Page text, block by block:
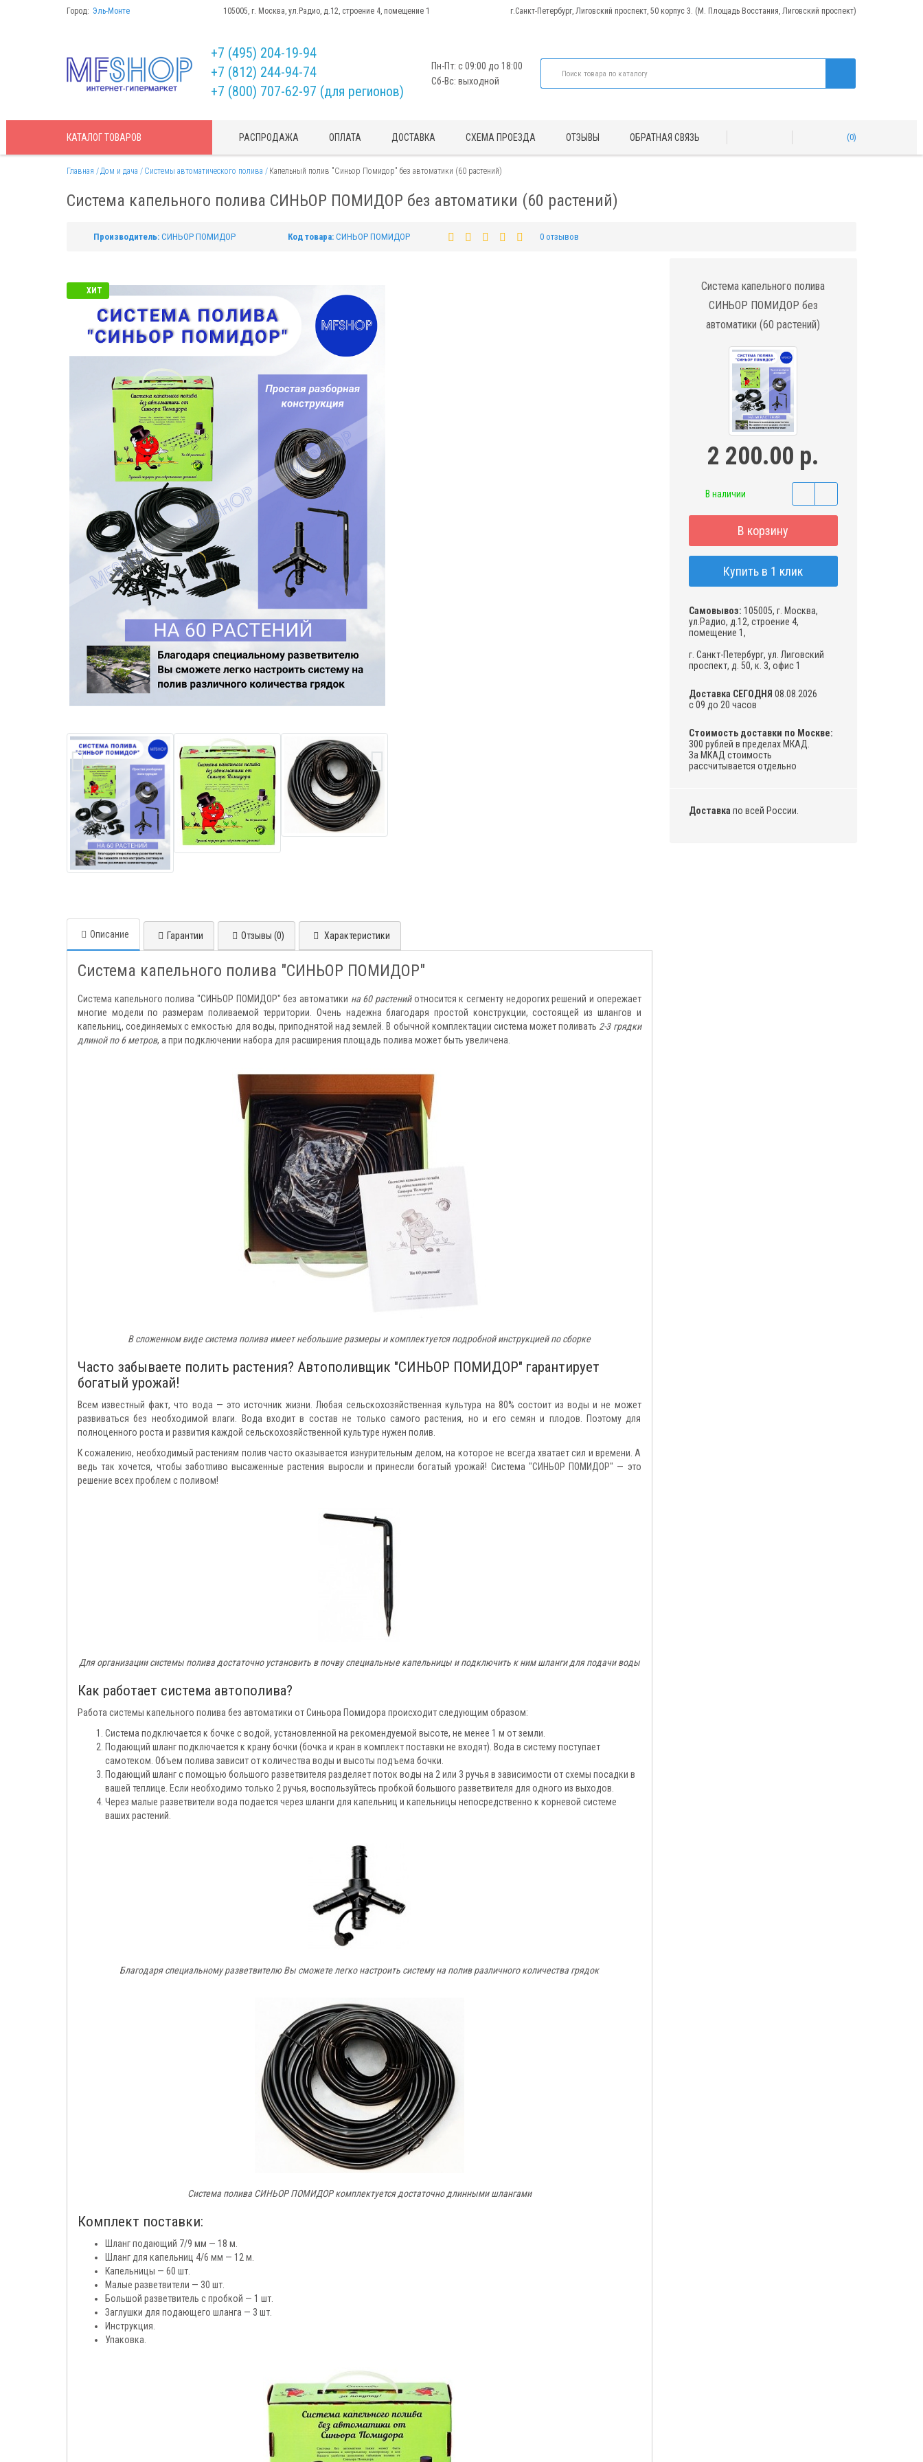
Город: Эль-Монте 105005, г. Москва, ул.Радио, д.12, строение 4, помещение 1 г.Санкт-Петербург, Лиговский проспект, 50 корпус 3. (М. Площадь Восстания, Лиговский проспект)
+7 (495) 204-19-94
+7 (812) 244-94-74
+7 (800) 707-62-97 (для регионов)
Пн-Пт: с 09:00 до 18:00
Сб-Вс: выходной
КАТАЛОГТОВАРОВ РАСПРОДАЖА ОПЛАТА ДОСТАВКА СХЕМА ПРОЕЗДА ОТЗЫВЫ ОБРАТНАЯ СВЯЗЬ 0
Главная Дом и дача Системы автоматического полива Капельный полив "Синьор Помидор" без автоматики (60 растений)
Система капельного полива СИНЬОР ПОМИДОР без автоматики (60 растений)
Производитель: СИНЬОР ПОМИДОР Код товара: СИНЬОР ПОМИДОР 0 отзывов
ХИТ
Система капельного полива
СИНЬОР ПОМИДОР без
автоматики (60 растений)
2 200.00 р.
В наличии
В корзину
Купить в 1 клик
Самовывоз: 105005, г. Москва,
ул.Радио, д.12, строение 4,
помещение 1,
г. Санкт-Петербург, ул. Лиговский
проспект, д. 50, к. 3, офис 1
Доставка СЕГОДНЯ 08.08.2026
с 09 до 20 часов
Стоимость доставки по Москве:
300 рублей в пределах МКАД.
За МКАД стоимость
рассчитывается отдельно
Доставка по всей России.
Описание Гарантии Отзывы (0) Характеристики
Система капельного полива "СИНЬОР ПОМИДОР"
Система капельного полива "СИНЬОР ПОМИДОР" без автоматики на 60 растенийотносится к сегменту недорогих решений и опережает
многие модели по размерам поливаемой территории. Очень надежна благодаря простой конструкции, состоящей из шлангов и
капельниц, соединяемых с емкостью для воды, приподнятой над землей. В обычной комплектации система может поливать 2-3 грядки
длиной по 6 метров, а при подключении набора для расширения площадь полива может быть увеличена.
В сложенном виде система полива имеет небольшие размеры и комплектуется подробной инструкцией по сборке
Часто забываете полить растения? Автополивщик "СИНЬОР ПОМИДОР" гарантирует
богатый урожай!
Всем известный факт, что вода — это источник жизни. Любая сельскохозяйственная культура на 80% состоит из воды и не может
развиваться без необходимой влаги. Вода входит в состав не только самого растения, но и его семян и плодов. Поэтому для
полноценного роста и развития каждой сельскохозяйственной культуре нужен полив.
К сожалению, необходимый растениям полив часто оказывается изнурительным делом, на которое не всегда хватает сил и времени. А
ведь так хочется, чтобы заботливо высаженные растения выросли и принесли богатый урожай! Система "СИНЬОР ПОМИДОР" — это
решение всех проблем с поливом!
Для организации системы полива достаточно установить в почву специальные капельницы и подключить к ним шланги для подачи воды
Как работает система автополива?
Работа системы капельного полива без автоматики от Синьора Помидора происходит следующим образом:
Система подключается к бочке с водой, установленной на рекомендуемой высоте, не менее 1 м от земли.
Подающий шланг подключается к крану бочки (бочка и кран в комплект поставки не входят). Вода в систему поступает
самотеком. Объем полива зависит от количества воды и высоты подъема бочки.
Подающий шланг с помощью большого разветвителя разделяет поток воды на 2 или 3 ручья в зависимости от схемы посадки в
вашей теплице. Если необходимо только 2 ручья, воспользуйтесь пробкой большого разветвителя для одного из выходов.
Через малые разветвители вода подается через шланги для капельниц и капельницы непосредственно к корневой системе
ваших растений.
Благодаря специальному разветвителю Вы сможете легко настроить систему на полив различного количества грядок
Система полива СИНЬОР ПОМИДОР комплектуется достаточно длинными шлангами
Комплект поставки:
Шланг подающий 7/9 мм — 18 м.
Шланг для капельниц 4/6 мм — 12 м.
Капельницы — 60 шт.
Малые разветвители — 30 шт.
Большой разветвитель с пробкой — 1 шт.
Заглушки для подающего шланга — 3 шт.
Инструкция.
Упаковка.